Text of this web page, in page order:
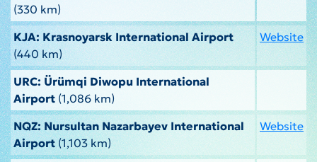
(330 km)
KJA: Krasnoyarsk International Airport
(440 km)
Website
URC: Ürümqi Diwopu International
Airport (1,086 km)
NQZ: Nursultan Nazarbayev International
Airport(1,103 km)
Website